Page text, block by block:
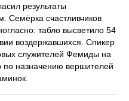
результаты
Семёрка счастливчиков
табло высветило 54
воздержавшихся. Спикер
служителей Фемиды на
по назначению вершителей